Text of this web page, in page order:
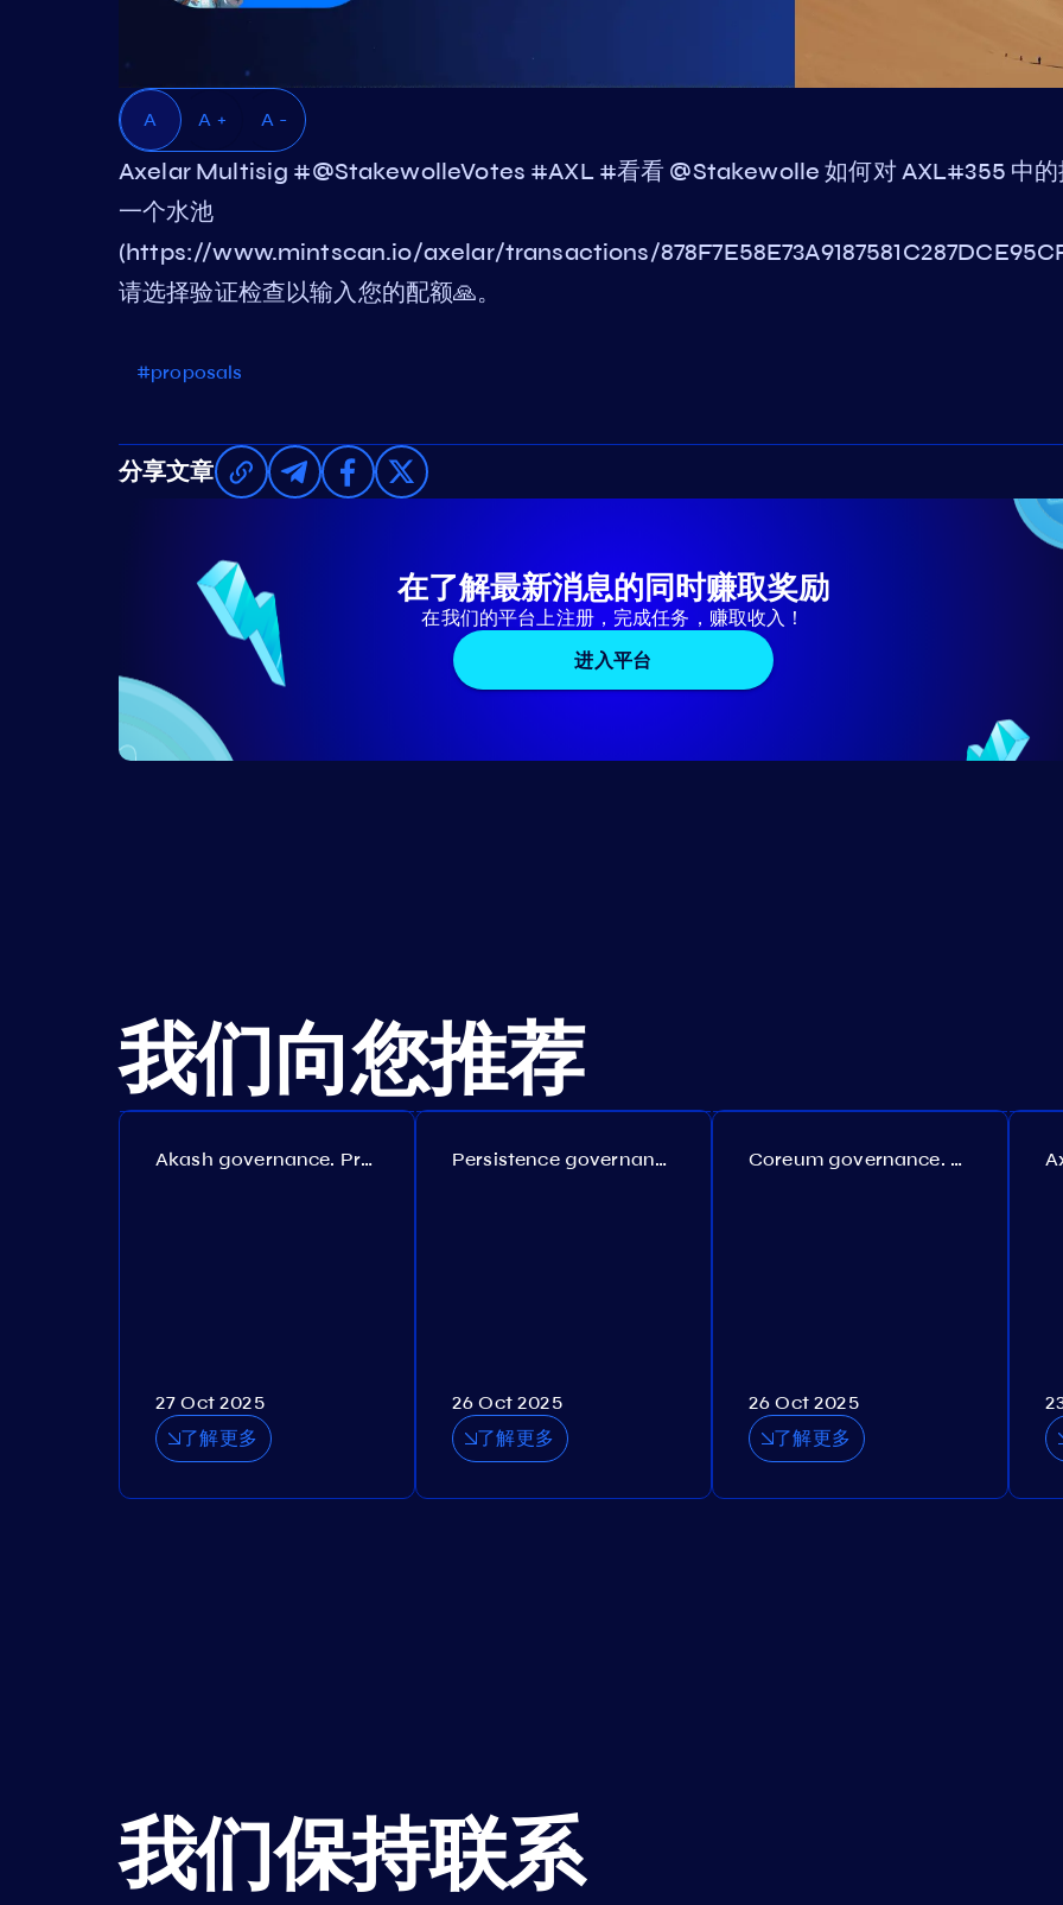
A A + A -
Axelar Multisig #@StakewolleVotes #AXL #看看 @Stakewolle 如何对 AXL#355 中的
一个水池
(https://www.mintscan.io/axelar/transactions/
请选择验证检查以输入您的配额🙏。
#proposals
分享文章
在了解最新消息的同时赚取奖励
在我们的平台上注册，完成任务，赚取收入！
进入平台
我们向您推荐
Akash governance. Proposal №308
27 Oct 2025
了解更多
Persistence governance. Proposal №150
26 Oct 2025
了解更多
Coreum governance. Proposal №22
26 Oct 2025
了解更多
我们保持联系